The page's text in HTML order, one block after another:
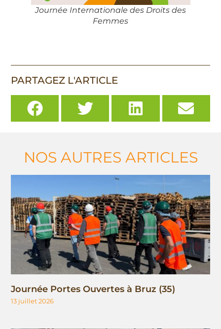
Journée Internationale des Droits des
Femmes
PARTAGEZ L'ARTICLE
NOS AUTRES ARTICLES
Journée Portes Ouvertes à Bruz (35)
13 juillet 2026